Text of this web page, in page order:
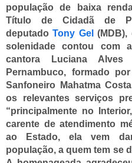
população de baixa
Título de Cidadã de
deputado Tony Gel
solenidade contou com
cantora Luciana
Pernambuco, formado
Sanfoneiro Mahatma
os relevantes serviços
“principalmente no
carente de atendimento
ao Estado, ela vem
população, a quem tem se